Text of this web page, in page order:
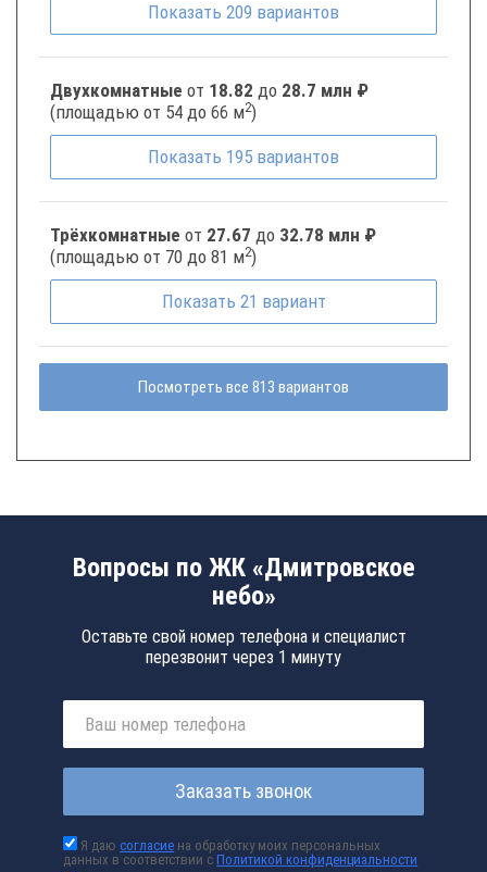
Показать 209 вариантов
Двухкомнатные от 18.82 до 28.7 млн ₽
(площадью от 54 до 66 м2)
Показать 195 вариантов
Трёхкомнатные от 27.67 до 32.78 млн ₽
(площадью от 70 до 81 м2)
Показать 21 вариант
Посмотреть все 813 вариантов
Вопросы по ЖК «Дмитровское
небо»
Оставьте свой номер телефона и специалист
перезвонит через 1 минуту
Заказать звонок
Я даюсогласие на обработку моих персональных
данных в соответствии сПолитикой конфиденциальности